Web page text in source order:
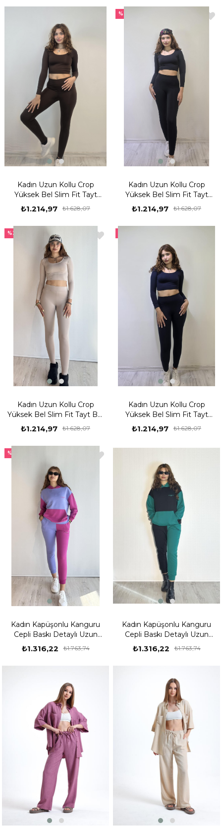
Kadın Uzun Kollu Crop
Yüksek Bel Slim Fit Tayt
Kahverengi İkili Takım
₺1.214,97 ₺1.628,07
Kadın Uzun Kollu Crop
Yüksek Bel Slim Fit Tayt
Siyah İkili Takım
₺1.214,97 ₺1.628,07
%25
Kadın Uzun Kollu Crop
Yüksek Bel Slim Fit Tayt Bej
İkili Takım
₺1.214,97 ₺1.628,07
%25
Kadın Uzun Kollu Crop
Yüksek Bel Slim Fit Tayt
Lacivert İkili Takım
₺1.214,97 ₺1.628,07
Kadın Kapüşonlu Kanguru
Cepli Baskı Detaylı Uzun
Kollu Oversize Bel Lastikli Lila
Eşofman Takımı
₺1.316,22 ₺1.763,74
%25
Kadın Kapüşonlu Kanguru
Cepli Baskı Detaylı Uzun
Kollu Oversize Bel Lastikli
Siyah Eşofman Takımı
₺1.316,22 ₺1.763,74